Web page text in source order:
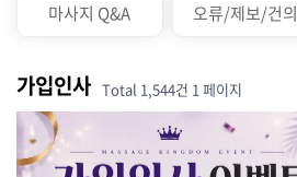
마사지 Q&A 오류/제보/건의
가입인사 Total 1,544건 1 페이지